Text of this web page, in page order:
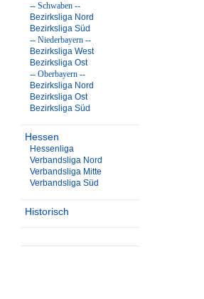
-- Schwaben --
Bezirksliga Nord
Bezirksliga Süd
-- Niederbayern --
Bezirksliga West
Bezirksliga Ost
-- Oberbayern --
Bezirksliga Nord
Bezirksliga Ost
Bezirksliga Süd
Hessen
Hessenliga
Verbandsliga Nord
Verbandsliga Mitte
Verbandsliga Süd
Historisch